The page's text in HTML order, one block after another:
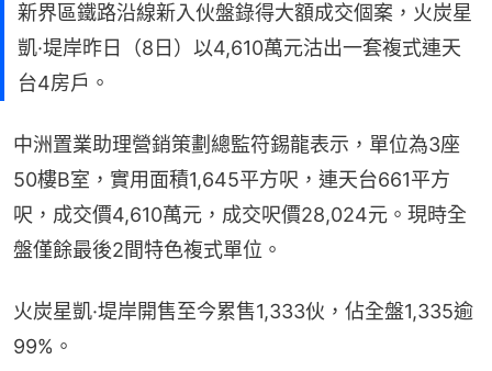
新界區鐵路沿線新入伙盤錄得大額成交個案，火炭星
凱·堤岸昨日（8日）以4,610萬元沽出一套複式連天
台4房戶。
中洲置業助理營銷策劃總監符錫龍表示，單位為3座
50樓B室，實用面積1,645平方呎，連天台661平方
呎，成交價4,610萬元，成交呎價28,024元。現時全
盤僅餘最後2間特色複式單位。
火炭星凱·堤岸開售至今累售1,333伙，佔全盤1,335逾
99%。